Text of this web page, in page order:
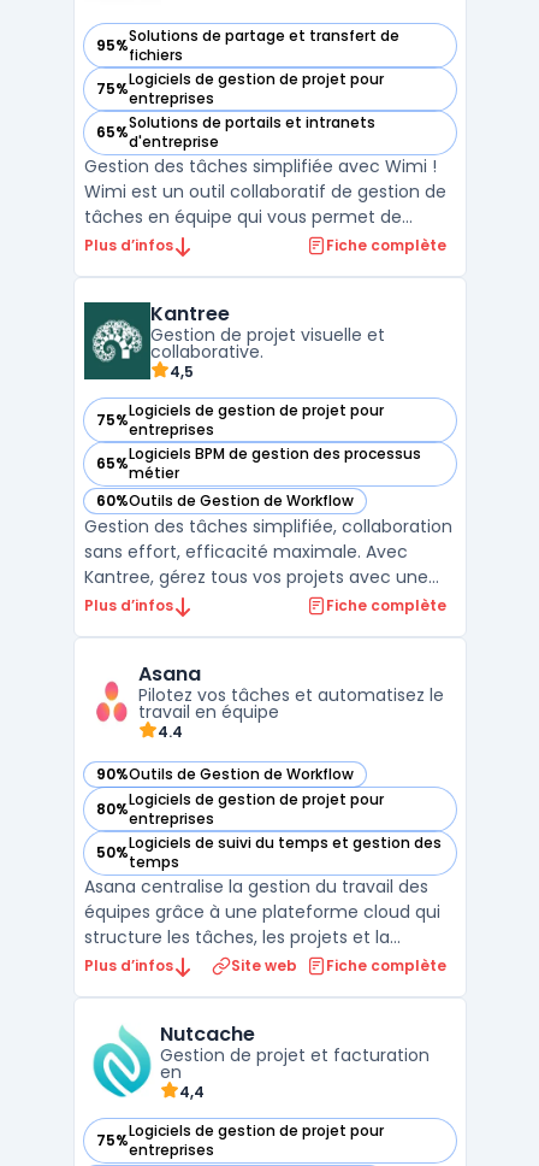
95%Solutions de partage et transfert de
fichiers
— voir Wimi dans cette catégorie
75%Logiciels de gestion de projet pour
entreprises
— voir Wimi dans cette catégorie
65%Solutions de portails et intranets
d'entreprise
— voir Wimi dans cette catégorie
Gestion des tâches simplifiée avec Wimi !
Wimi est un outil collaboratif de gestion de
tâches en équipe qui vous permet de
travailler plus rapidement et plus
tâches à des membres de votre équipe et
suivre leur progression ...
Plus d’infos Fiche complète
Kantree
Gestion de projet visuelle et
collaborative.
4,5
75%Logiciels de gestion de projet pour
entreprises
— voir Kantree dans cette catégorie
65%Logiciels BPM de gestion des processus
métier
— voir Kantree dans cette catégorie
60%Outils de Gestion de Workflow
— voir Kantree dans cette catégorie
Gestion des tâches simplifiée, collaboration
sans effort, efficacité maximale. Avec
Kantree, gérez tous vos projets avec une
plateforme intuitive et personnalisable.
réel, quelle que soit sa taille ou son secteur
d'activité. Kantre ...
Plus d’infos Fiche complète
Asana
Pilotez vos tâches et automatisez le
travail en équipe
4.4
90%Outils de Gestion de Workflow
— voir Asana dans cette catégorie
80%Logiciels de gestion de projet pour
entreprises
— voir Asana dans cette catégorie
50%Logiciels de suivi du temps et gestion des
temps
— voir Asana dans cette catégorie
Asana centralise la gestion du travail des
équipes grâce à une plateforme cloud qui
structure les tâches, les projets et la
collaboration au sein de l’entreprise. Les
difficultés à répartir la charge, à suivre
l’avancem ...
Plus d’infos Site web Fiche complète
Nutcache
Gestion de projet et facturation
en
4,4
75%Logiciels de gestion de projet pour
entreprises
— voir Nutcache dans cette catégorie